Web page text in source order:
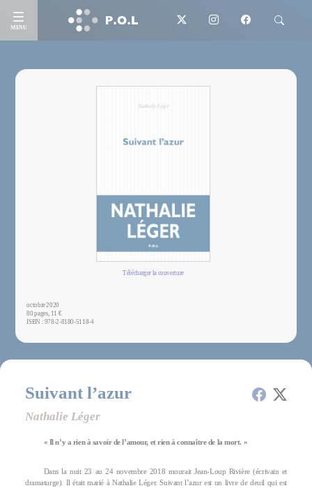
MENU
Télécharger la couverture
octobre 2020
80 pages, 11 €
ISBN : 978-2-8180-5118-4
Suivant l’azur
Nathalie Léger
« Il n’y a rien à savoir de l’amour, et rien à connaître de la mort. »
Dans la nuit 23 au 24 novembre 2018 mourait Jean-Loup Rivière (écrivain et
dramaturge). Il était marié à Nathalie Léger. Suivant l’azur est un livre de deuil qui est